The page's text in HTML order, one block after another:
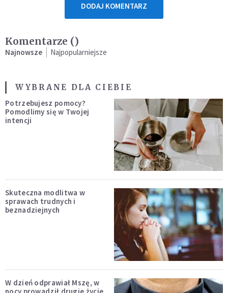
DODAJ KOMENTARZ
Komentarze ()
Najnowsze Najpopularniejsze
WYBRANE DLA CIEBIE
Potrzebujesz pomocy?
Pomodlimy się w Twojej
intencji
Skuteczna modlitwa w
sprawach trudnych i
beznadziejnych
W dzień odprawiał Mszę, w